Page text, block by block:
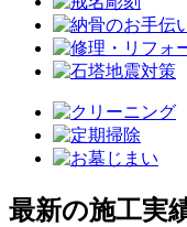
最新の施工実